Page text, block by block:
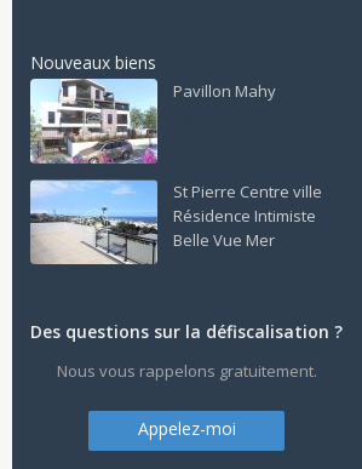
Nouveaux biens
Pavillon Mahy
St Pierre Centre ville
Résidence Intimiste
Belle Vue Mer
Des questions sur la défiscalisation ?
Nous vous rappelons gratuitement.
Appelez-moi